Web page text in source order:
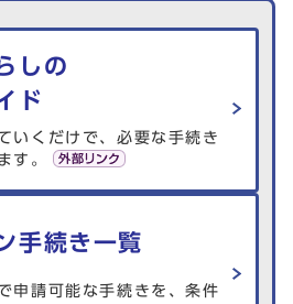
しの
ド
いくだけで、必要な手続き
す。
手続き一覧
申請可能な手続きを、条件